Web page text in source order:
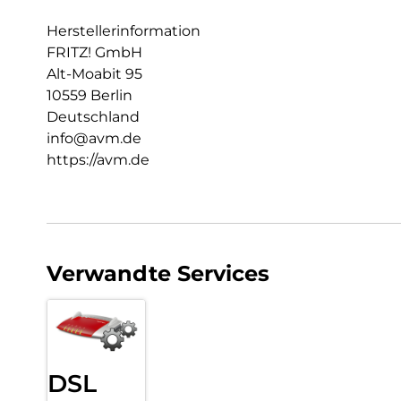
Herstellerinformation
FRITZ! GmbH
Alt-Moabit 95
10559 Berlin
Deutschland
info@avm.de
https://avm.de
Verwandte Services
DSL